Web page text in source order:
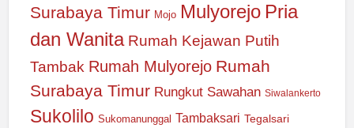
Surabaya Timur Mojo Mulyorejo Pria
dan Wanita Rumah Kejawan Putih
Tambak Rumah Mulyorejo Rumah
Surabaya Timur Rungkut Sawahan Siwalankerto
Sukolilo Sukomanunggal Tambaksari Tegalsari